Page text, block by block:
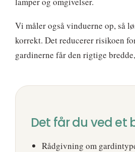
Vi måler også vinduerne op, så
korrekt. Det reducerer risikoen
gardinerne får den rigtige
Det får du ved et
Rådgivning om